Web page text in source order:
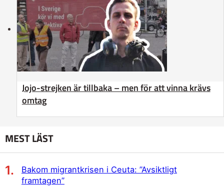
Jojo-strejken är tillbaka – men för att vinna krävs
omtag
MEST LÄST
Bakom migrantkrisen i Ceuta: ”Avsiktligt
framtagen”